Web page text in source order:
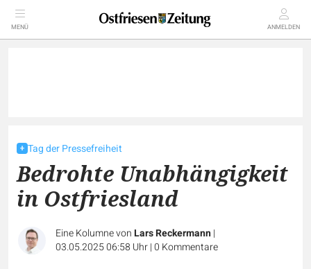
MENÜ ANMELDEN
Tag der Pressefreiheit
Bedrohte Unabhängigkeit
in Ostfriesland
Eine Kolumne vonLars Reckermann|
03.05.2025 06:58 Uhr|0 Kommentare